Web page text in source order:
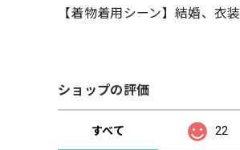
【着物着用シーン】結婚、衣装
ショップの評価
すべて 22